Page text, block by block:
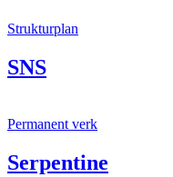
Strukturplan
SNS
Permanent verk
Serpentine